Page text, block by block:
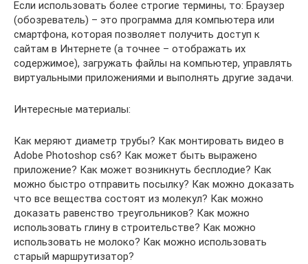
Если использовать более строгие термины, то: Браузер
(обозреватель) – это программа для компьютера или
смартфона, которая позволяет получить доступ к
сайтам в Интернете (а точнее – отображать их
содержимое), загружать файлы на компьютер, управлять
виртуальными приложениями и выполнять другие задачи.
Интересные материалы:
Как меряют диаметр трубы? Как монтировать видео в
Adobe Photoshop cs6? Как может быть выражено
приложение? Как может возникнуть бесплодие? Как
можно быстро отправить посылку? Как можно доказать
что все вещества состоят из молекул? Как можно
доказать равенство треугольников? Как можно
использовать глину в строительстве? Как можно
использовать не молоко? Как можно использовать
старый маршрутизатор?